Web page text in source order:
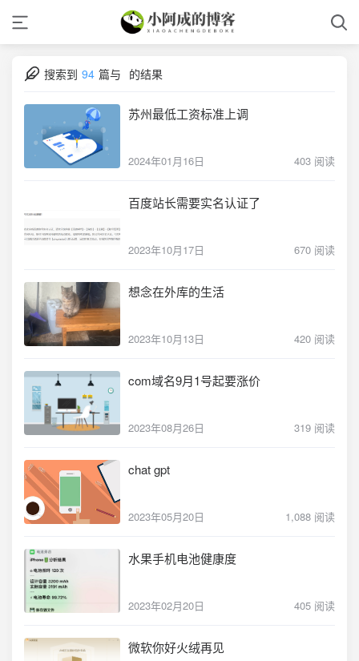
搜索到 94 篇与 的结果
苏州最低工资标准上调
2024年01月16日 403 阅读
百度站长需要实名认证了
2023年10月17日 670 阅读
想念在外库的生活
2023年10月13日 420 阅读
com域名9月1号起要涨价
2023年08月26日 319 阅读
chat gpt
2023年05月20日 1,088 阅读
水果手机电池健康度
2023年02月20日 405 阅读
微软你好火绒再见